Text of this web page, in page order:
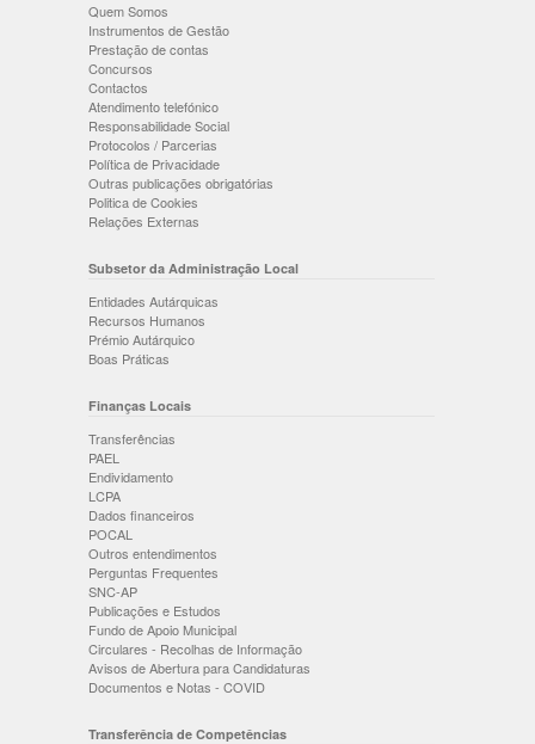
Quem Somos
Instrumentos de Gestão
Prestação de contas
Concursos
Contactos
Atendimento telefónico
Responsabilidade Social
Protocolos / Parcerias
Política de Privacidade
Outras publicações obrigatórias
Politica de Cookies
Relações Externas
Subsetor da Administração Local
Entidades Autárquicas
Recursos Humanos
Prémio Autárquico
Boas Práticas
Finanças Locais
Transferências
PAEL
Endividamento
LCPA
Dados financeiros
POCAL
Outros entendimentos
Perguntas Frequentes
SNC-AP
Publicações e Estudos
Fundo de Apoio Municipal
Circulares - Recolhas de Informação
Avisos de Abertura para Candidaturas
Documentos e Notas - COVID
Transferência de Competências